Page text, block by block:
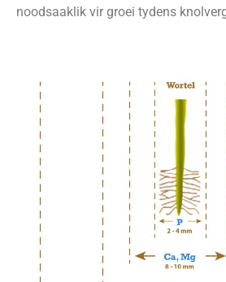
noodsaaklik vir groei tydens